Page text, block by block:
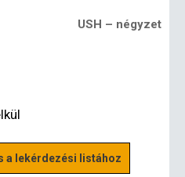
USH – négyzet
a lekérdezési listához